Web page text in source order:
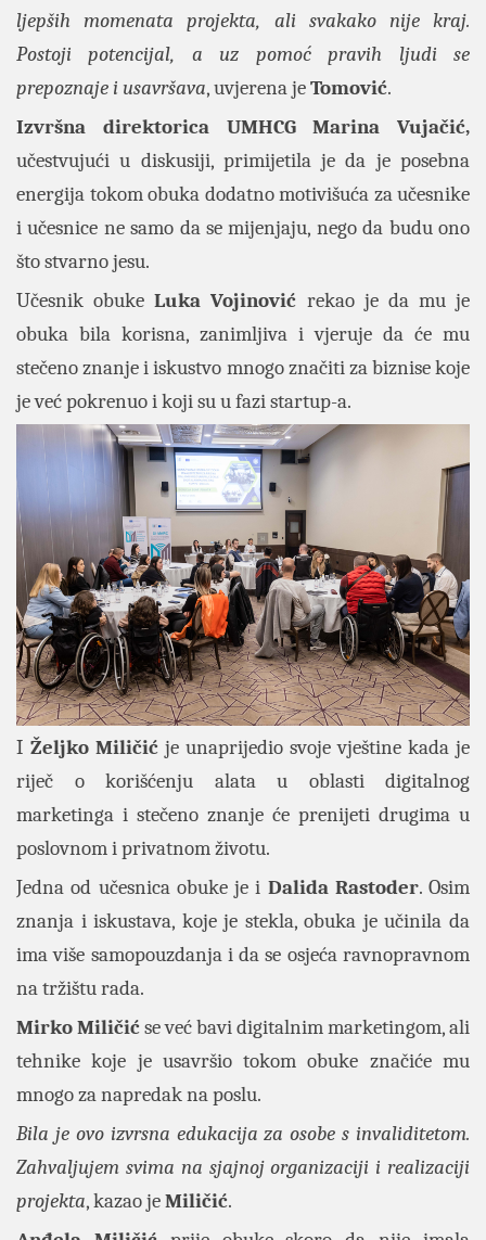
ljepših momenata projekta, ali svakako nije kraj.
Postoji potencijal, a uz pomoć pravih ljudi se
prepoznaje i usavršava, uvjerena jeTomović.
Izvršna direktorica UMHCG Marina Vujačić,
učestvujući u diskusiji, primijetila je da je posebna
energija tokom obuka dodatno motivišuća za učesnike
i učesnice ne samo da se mijenjaju, nego da budu ono
što stvarno jesu.
Učesnik obuke Luka Vojinović rekao je da mu je
obuka bila korisna, zanimljiva i vjeruje da će mu
stečeno znanje i iskustvo mnogo značiti za biznise koje
je već pokrenuo i koji su u fazi startup-a.
I Željko Miličić je unaprijedio svoje vještine kada je
riječ o korišćenju alata u oblasti digitalnog
marketinga i stečeno znanje će prenijeti drugima u
poslovnom i privatnom životu.
Jedna od učesnica obuke je i Dalida Rastoder. Osim
znanja i iskustava, koje je stekla, obuka je učinila da
ima više samopouzdanja i da se osjeća ravnopravnom
na tržištu rada.
Mirko Miličićse već bavi digitalnim marketingom, ali
tehnike koje je usavršio tokom obuke značiće mu
mnogo za napredak na poslu.
Bila je ovo izvrsna edukacija za osobe s invaliditetom.
Zahvaljujem svima na sjajnoj organizaciji i realizaciji
projekta, kazao jeMiličić.